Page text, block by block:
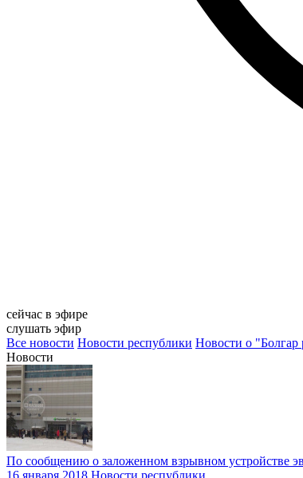
сейчас в эфире
слушать эфир
Все новости Новости республики Новости о "Болгар
Новости
По сообщению о заложенном взрывном устройстве